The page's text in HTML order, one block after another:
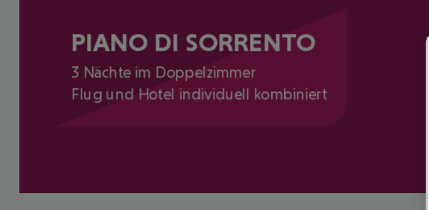
PIANO DI SORRENTO
3 Nächte im Doppelzimmer
Flug und Hotel individuell kombiniert